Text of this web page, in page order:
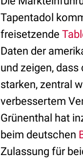
Tapentadol
freisetzende
Daten der
und zeigen,
starken, zentral
verbessertem
Grünenthal hat
beim deutschen
Zulassung für